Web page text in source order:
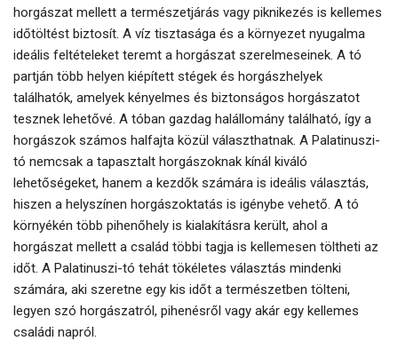
horgászat mellett a természetjárás vagy piknikezés is kellemes
időtöltést biztosít. A víz tisztasága és a környezet nyugalma
ideális feltételeket teremt a horgászat szerelmeseinek. A tó
partján több helyen kiépített stégek és horgászhelyek
találhatók, amelyek kényelmes és biztonságos horgászatot
tesznek lehetővé. A tóban gazdag halállomány található, így a
horgászok számos halfajta közül választhatnak. A Palatinuszi-
tó nemcsak a tapasztalt horgászoknak kínál kiváló
lehetőségeket, hanem a kezdők számára is ideális választás,
hiszen a helyszínen horgászoktatás is igénybe vehető. A tó
környékén több pihenőhely is kialakításra került, ahol a
horgászat mellett a család többi tagja is kellemesen töltheti az
időt. A Palatinuszi-tó tehát tökéletes választás mindenki
számára, aki szeretne egy kis időt a természetben tölteni,
legyen szó horgászatról, pihenésről vagy akár egy kellemes
családi napról.